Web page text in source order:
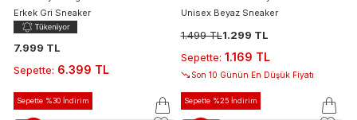
Erkek Gri Sneaker
7.999 TL
Sepette: 6.399 TL
Unisex Beyaz Sneaker
1.499 TL1.299 TL
Sepette: 1.169 TL
Son 10 Günün En Düşük Fiyatı
Sepette %30 İndirim Sepette %25 İndirim